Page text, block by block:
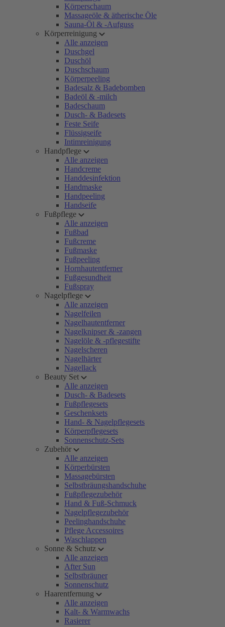
Körperschaum
Massageöle & ätherische Öle
Sauna-Öl & -Aufguss
Körperreinigung
Alle anzeigen
Duschgel
Duschöl
Duschschaum
Körperpeeling
Badesalz & Badebomben
Badeöl & -milch
Badeschaum
Dusch- & Badesets
Feste Seife
Flüssigseife
Intimreinigung
Handpflege
Alle anzeigen
Handcreme
Handdesinfektion
Handmaske
Handpeeling
Handseife
Fußpflege
Alle anzeigen
Fußbad
Fußcreme
Fußmaske
Fußpeeling
Hornhautentferner
Fußgesundheit
Fußspray
Nagelpflege
Alle anzeigen
Nagelfeilen
Nagelhautentferner
Nagelknipser & -zangen
Nagelöle & -pflegestifte
Nagelscheren
Nagelhärter
Nagellack
Beauty Set
Alle anzeigen
Dusch- & Badesets
Fußpflegesets
Geschenksets
Hand- & Nagelpflegesets
Körperpflegesets
Sonnenschutz-Sets
Zubehör
Alle anzeigen
Körperbürsten
Massagebürsten
Selbstbräungshandschuhe
Fußpflegezubehör
Hand & Fuß-Schmuck
Nagelpflegezubehör
Peelinghandschuhe
Pflege Accessoires
Waschlappen
Sonne & Schutz
Alle anzeigen
After Sun
Selbstbräuner
Sonnenschutz
Haarentfernung
Alle anzeigen
Kalt- & Warmwachs
Rasierer